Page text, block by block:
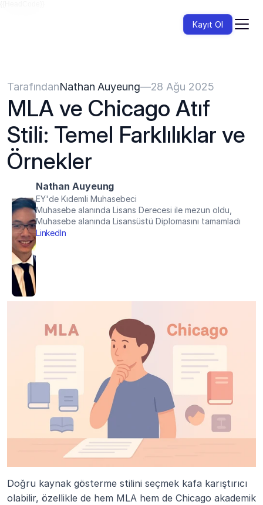
Kayıt Ol
TarafındanNathan Auyeung—28 Ağu 2025
MLA ve Chicago Atıf
Stili: Temel Farklılıklar ve
Örnekler
Nathan Auyeung
EY'de Kıdemli Muhasebeci
Muhasebe alanında Lisans Derecesi ile mezun oldu,
Muhasebe alanında Lisansüstü Diplomasını tamamladı
LinkedIn
Doğru kaynak gösterme stilini seçmek kafa karıştırıcı
olabilir, özellikle de hem MLA hem de Chicago akademik